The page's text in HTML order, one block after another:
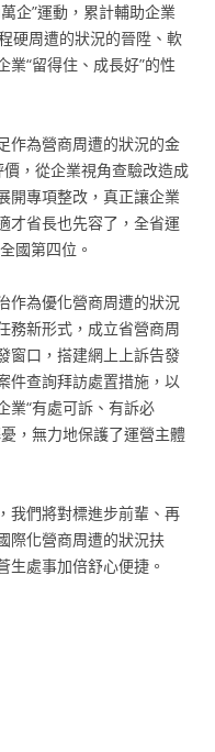
企”運動，累計輔助企業
硬周遭的狀況的晉陞、軟
“留得住、成長好”的性
作為營商周遭的狀況的金
，從企業視角查驗改造成
開專項整改，真正讓企業
才省長也先容了，全省運
國第四位。
作為優化營商周遭的狀況
務新形式，成立省營商周
窗口，搭建網上上訴告發
件查詢拜訪處置措施，以
業“有處可訴、有訴必
，無力地保護了運營主體
我們將對標進步前輩、再
際化營商周遭的狀況扶
生處事加倍舒心便捷。